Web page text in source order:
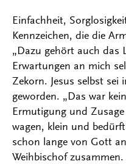
Einfachheit,
Kennzeichen, die die
„Dazu gehört auch das
Erwartungen an mich
Zekorn. Jesus selbst
geworden. „Das war
Ermutigung und
wagen, klein und
schon lange von Gott
Weihbischof zusammen.